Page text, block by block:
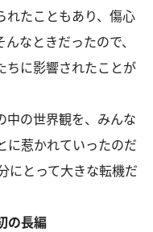
れたこともあり、傷心
なときだったので、
ちに影響されたことが
の世界観を、みんな
に惹かれていったのだ
にとって大きな転機だ
の長編